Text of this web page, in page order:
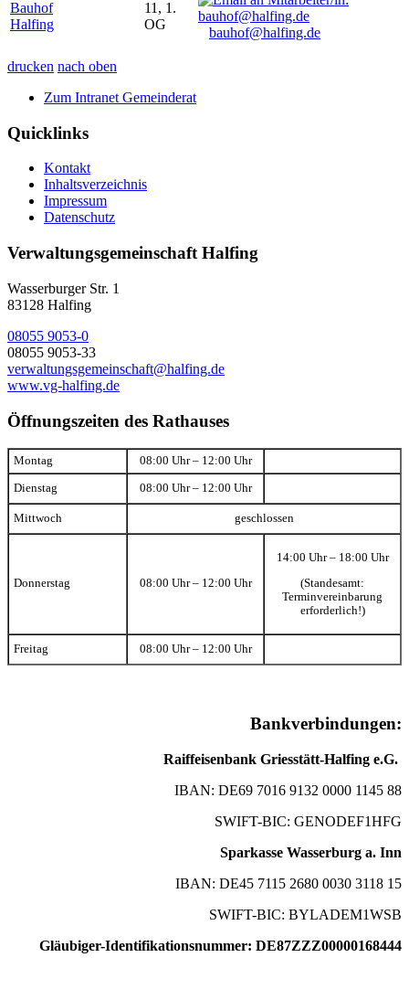
Bauhof
Halfing
11, 1.
OG
bauhof@halfing.de
drucken nach oben
Zum Intranet Gemeinderat
Quicklinks
Kontakt
Inhaltsverzeichnis
Impressum
Datenschutz
Verwaltungsgemeinschaft Halfing
Wasserburger Str. 1
83128 Halfing
08055 9053-0
08055 9053-33
verwaltungsgemeinschaft@halfing.de
www.vg-halfing.de
Öffnungszeiten des Rathauses
Montag 08:00 Uhr – 12:00 Uhr
Dienstag 08:00 Uhr – 12:00 Uhr
Mittwoch geschlossen
Donnerstag 08:00 Uhr – 12:00 Uhr
14:00 Uhr – 18:00 Uhr
(Standesamt:
Terminvereinbarung
erforderlich!)
Freitag 08:00 Uhr – 12:00 Uhr
Bankverbindungen:
Raiffeisenbank Griesstätt-Halfing e.G.
IBAN: DE69 7016 9132 0000 1145 88
SWIFT-BIC: GENODEF1HFG
Sparkasse Wasserburg a. Inn
IBAN: DE45 7115 2680 0030 3118 15
SWIFT-BIC: BYLADEM1WSB
Gläubiger-Identifikationsnummer: DE87ZZZ00000168444